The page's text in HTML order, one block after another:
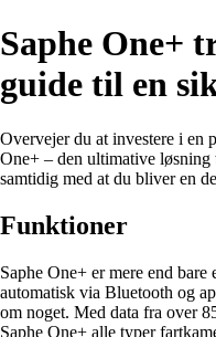
Saphe One+
guide til en
Overvejer du at investere i en
One+ – den ultimative
samtidig med at du bliver en
Funktioner
Saphe One+ er mere end
automatisk via Bluetooth og
om noget. Med data fra over
Saphe One+ alle typer